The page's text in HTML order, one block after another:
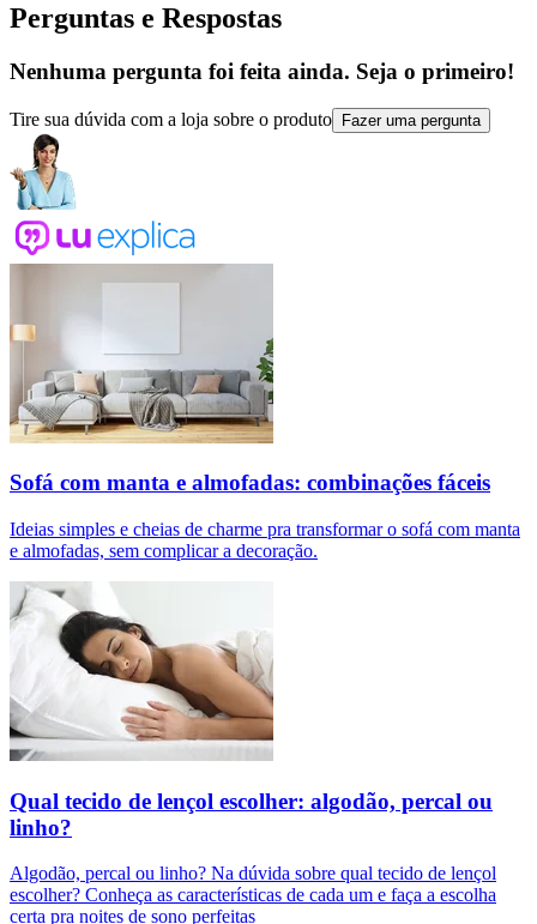
Perguntas e Respostas
Nenhuma pergunta foi feita ainda. Seja o primeiro!
Tire sua dúvida com a loja sobre o produto Fazer uma pergunta
Sofá com manta e almofadas: combinações fáceis
Ideias simples e cheias de charme pra transformar o sofá com manta
e almofadas, sem complicar a decoração.
Qual tecido de lençol escolher: algodão, percal ou
linho?
Algodão, percal ou linho? Na dúvida sobre qual tecido de lençol
escolher? Conheça as características de cada um e faça a escolha
certa pra noites de sono perfeitas